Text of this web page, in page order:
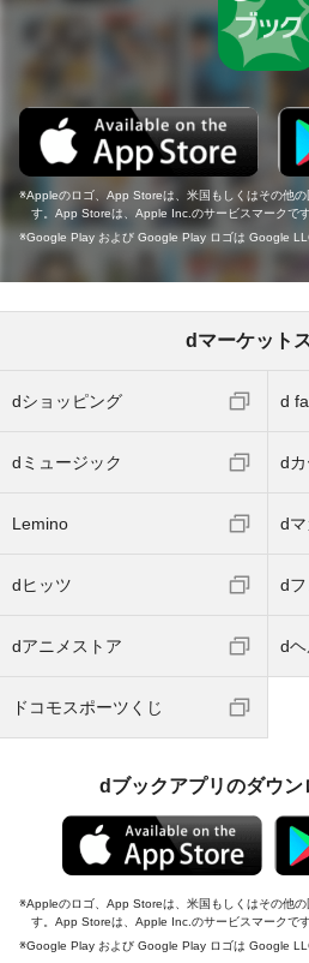
Appleのロゴ、App Storeは、米国もしくはその他
す。App Storeは、Apple Inc.のサービスマークです
Google Play および Google Play ロゴは Google
dマーケット
dショッピング d
dミュージック d
Lemino d
dヒッツ dフ
dアニメストア d
ドコモスポーツくじ
dブックアプリのダウン
Appleのロゴ、App Storeは、米国もしくはその他
す。App Storeは、Apple Inc.のサービスマークです
Google Play および Google Play ロゴは Google